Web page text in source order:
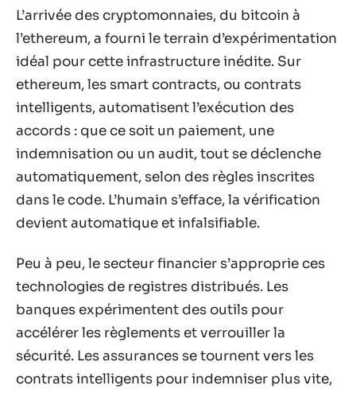
L’arrivée des cryptomonnaies, du bitcoin à
l’ethereum, a fourni le terrain d’expérimentation
idéal pour cette infrastructure inédite. Sur
ethereum, les smart contracts, ou contrats
intelligents, automatisent l’exécution des
accords : que ce soit un paiement, une
indemnisation ou un audit, tout se déclenche
automatiquement, selon des règles inscrites
dans le code. L’humain s’efface, la vérification
devient automatique et infalsifiable.
Peu à peu, le secteur financier s’approprie ces
technologies de registres distribués. Les
banques expérimentent des outils pour
accélérer les règlements et verrouiller la
sécurité. Les assurances se tournent vers les
contrats intelligents pour indemniser plus vite,